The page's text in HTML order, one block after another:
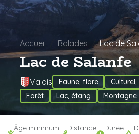
Accueil Balades Lac de
Lac de Salanfe
Valais Faune, flore
Forêt
Lac, étang Montagne
Âge minimum Distance Durée